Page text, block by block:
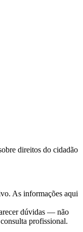
direitos do cidadão
As informações aqui
dúvidas — não
profissional.